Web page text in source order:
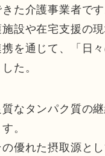
た介護事業者です
設や在宅支援の
を通じて、「日
た。
なタンパク質の
。
優れた摂取源と